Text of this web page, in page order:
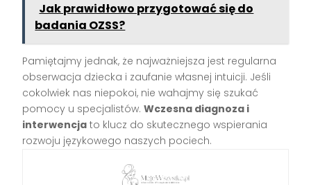
Jak prawidłowo przygotować się do
badania OZSS?
Pamiętajmy jednak, że najważniejsza jest regularna
obserwacja dziecka i zaufanie własnej intuicji. Jeśli
cokolwiek nas niepokoi, nie wahajmy się szukać
pomocy u specjalistów.Wczesna diagnoza i
interwencja to klucz do skutecznego wspierania
rozwoju językowego naszych pociech.